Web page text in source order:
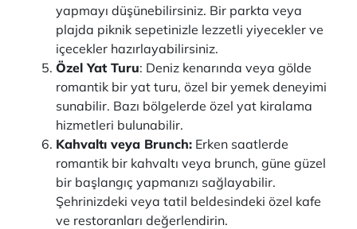
yapmayı düşünebilirsiniz. Bir parkta veya
plajda piknik sepetinizle lezzetli yiyecekler ve
içecekler hazırlayabilirsiniz.
Özel Yat Turu: Deniz kenarında veya gölde
romantik bir yat turu, özel bir yemek deneyimi
sunabilir. Bazı bölgelerde özel yat kiralama
hizmetleri bulunabilir.
Kahvaltı veya Brunch: Erken saatlerde
romantik bir kahvaltı veya brunch, güne güzel
bir başlangıç yapmanızı sağlayabilir.
Şehrinizdeki veya tatil beldesindeki özel kafe
ve restoranları değerlendirin.